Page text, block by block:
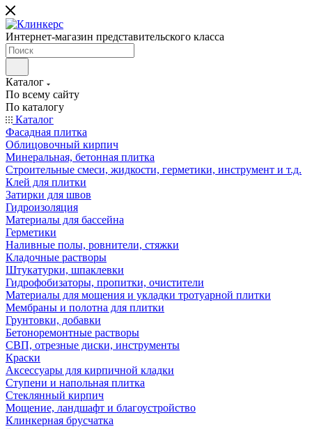
Интернет-магазин представительского класса
Каталог
По всему сайту
По каталогу
Каталог
Фасадная плитка
Облицовочный кирпич
Минеральная, бетонная плитка
Строительные смеси, жидкости, герметики, инструмент и т.д.
Клей для плитки
Затирки для швов
Гидроизоляция
Материалы для бассейна
Герметики
Наливные полы, ровнители, стяжки
Кладочные растворы
Штукатурки, шпаклевки
Гидрофобизаторы, пропитки, очистители
Материалы для мощения и укладки тротуарной плитки
Мембраны и полотна для плитки
Грунтовки, добавки
Бетоноремонтные растворы
СВП, отрезные диски, инструменты
Краски
Аксессуары для кирпичной кладки
Ступени и напольная плитка
Cтеклянный кирпич
Мощение, ландшафт и благоустройство
Клинкерная брусчатка